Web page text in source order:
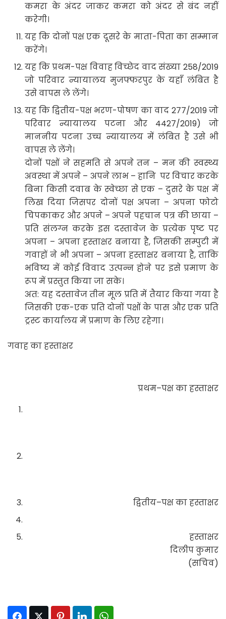
कमरा के अंदर जाकर कमरा को अंदर से बंद नहीं
करेगी।
यह कि दोनों पक्ष एक दूसरे के माता-पिता का सम्मान
करेंगे।
यह कि प्रथम-पक्ष विवाह विच्छेद वाद संख्या 258/2019
जो परिवार न्यायालय मुजफ्फरपुर के यहाँ लंबित है
उसे वापस ले लेंगे।
यह कि द्वितीय-पक्ष भरण-पोषण का वाद 277/2019 जो
परिवार न्यायालय पटना और 4427/2019) जो
माननीय पटना उच्च न्यायालय में लंबित है उसे भी
वापस ले लेंगे।
दोनों पक्षों ने सहमति से अपने तन – मन की स्वस्थ्य
अवस्था में अपने – अपने लाभ – हानि पर विचार करके
बिना किसी दवाब के स्वेच्छा से एक – दुसरे के पक्ष में
लिख दिया जिसपर दोनों पक्ष अपना – अपना फोटो
चिपकाकर और अपने – अपने पहचान पत्र की छाया –
प्रति संलग्न करके इस दस्तावेज के प्रत्येक पृष्ट पर
अपना – अपना हस्ताक्षर बनाया है, जिसकी सम्पुटी में
गवाहों ने भी अपना – अपना हस्ताक्षर बनाया है, ताकि
भविष्य में कोई विवाद उत्पन्न होने पर इसे प्रमाण के
रूप में प्रस्तुत किया जा सके।
अत: यह दस्तावेज तीन मूल प्रति में तैयार किया गया है
जिसकी एक-एक प्रति दोनों पक्षों के पास और एक प्रति
ट्रस्ट कार्यालय में प्रमाण के लिए रहेगा।
गवाह का हस्ताक्षर
प्रथम–पक्ष का हस्ताक्षर
द्वितीय–पक्ष का हस्ताक्षर
हस्ताक्षर
दिलीप कुमार
(सचिव)
FacebookTwitter PinterestLinkedIn